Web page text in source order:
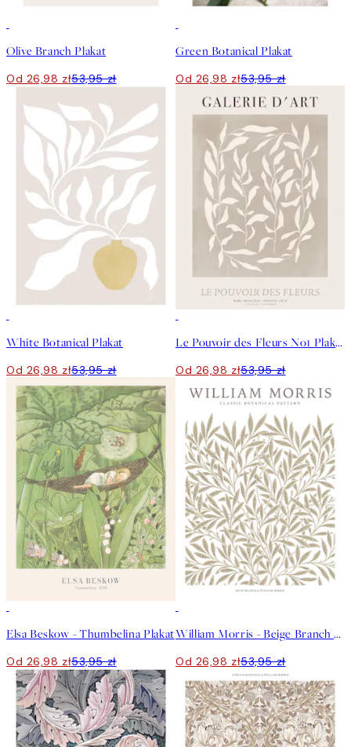
Olive Branch Plakat
Od 26,98 zł53,95 zł
Green Botanical Plakat
Od 26,98 zł53,95 zł
White Botanical Plakat
Od 26,98 zł53,95 zł
Le Pouvoir des Fleurs No1 Plakat
Od 26,98 zł53,95 zł
Elsa Beskow - Thumbelina Plakat
Od 26,98 zł53,95 zł
William Morris - Beige Branch Plakat
Od 26,98 zł53,95 zł